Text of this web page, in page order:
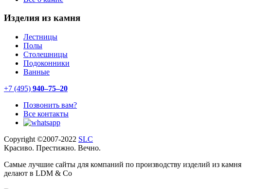
Изделия из камня
Лестницы
Полы
Столешницы
Подоконники
Ванные
+7 (495) 940–75–20
Позвонить вам?
Все контакты
Copyright ©2007-2022 SLC
Красиво. Престижно. Вечно.
Самые лучшие сайты для компаний по производству изделий из камня
делают в LDM & Co